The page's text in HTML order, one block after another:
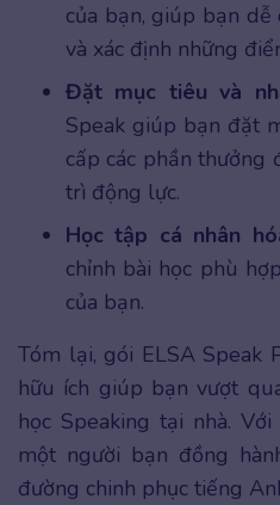
của bạn, giúp bạn
và xác định những
Đặt mục tiêu và
Speak giúp bạn đặt
cấp các phần thưởng
trì động lực.
Học tập cá nhân
chỉnh bài học phù
của bạn.
Tóm lại, gói ELSA Speak
hữu ích giúp bạn vượt
học Speaking tại nhà.
một người bạn đồng
đường chinh phục tiếng